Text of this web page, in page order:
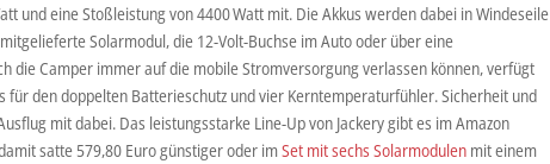
und eine Stoßleistung von 4400 Watt mit. Die Akkus werden dabei in Windeseile
Solarmodul, die 12-Volt-Buchse im Auto oder über eine
die Camper immer auf die mobile Stromversorgung verlassen können, verfügt
für den doppelten Batterieschutz und vier Kerntemperaturfühler. Sicherheit und
mit dabei. Das leistungsstarke Line-Up von Jackery gibt es im Amazon
satte 579,80 Euro günstiger oder imSet mit sechs Solarmodulen mit einem